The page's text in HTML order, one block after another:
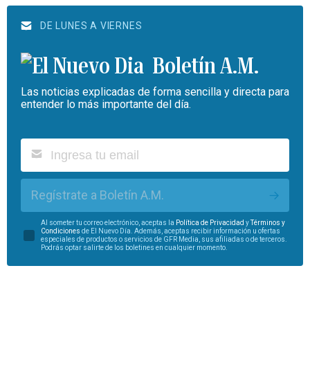
DE LUNES A VIERNES
Boletín A.M.
Las noticias explicadas de forma sencilla y directa para
entender lo más importante del día.
Regístrate a Boletín A.M.
Al someter tu correo electrónico, aceptas la Política de Privacidad yTérminos y
Condiciones de El Nuevo Día. Además, aceptas recibir información u ofertas
especiales de productos o servicios de GFR Media, sus afiliadas o de terceros.
Podrás optar salirte de los boletines en cualquier momento.